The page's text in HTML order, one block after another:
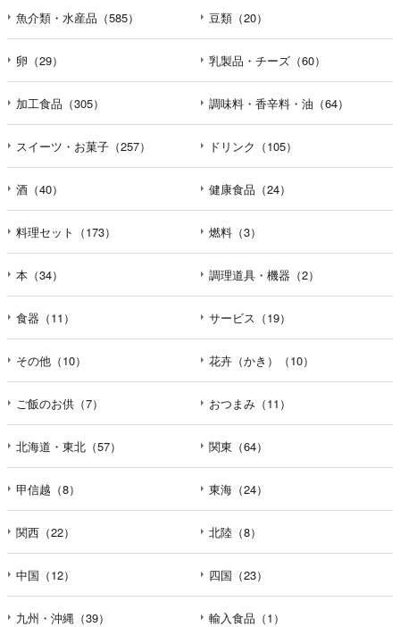
魚介類・水産品（585） 豆類（20）
卵（29） 乳製品・チーズ（60）
加工食品（305） 調味料・香辛料・油（64）
スイーツ・お菓子（257） ドリンク（105）
酒（40） 健康食品（24）
料理セット（173） 燃料（3）
本（34） 調理道具・機器（2）
食器（11） サービス（19）
その他（10） 花卉（かき）（10）
ご飯のお供（7） おつまみ（11）
北海道・東北（57） 関東（64）
甲信越（8） 東海（24）
関西（22） 北陸（8）
中国（12） 四国（23）
九州・沖縄（39） 輸入食品（1）